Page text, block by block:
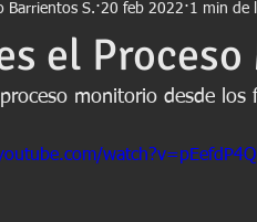
Avisos Derecho de
el
Barrientos S. 20 feb 2022 1 min de
monitorio desde los